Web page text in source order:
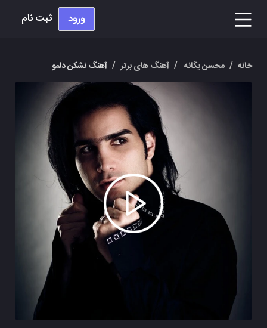
ورود ثبت نام
خانه / محسن یگانه / آهنگ های برتر / آهنگ نشکن دلمو